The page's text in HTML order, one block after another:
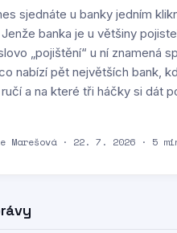
sjednáte u banky jedním
banka je u většiny
„pojištění“ u ní znamená
nabízí pět největších bank,
a na které tři háčky si dát
Marešová · 22. 7. 2026 · 5